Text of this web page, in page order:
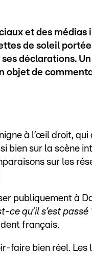
et des
de soleil
déclarations.
objet de
à l’œil droit,
bien sur la scène
sur les
publiquement à
qu’il s’est passé
français.
faire bien réel. Les